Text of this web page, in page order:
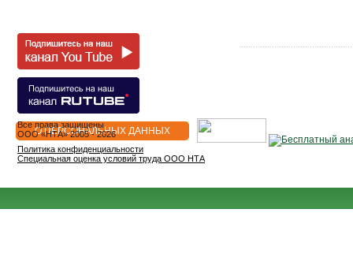
О ПЕРСОНАЛЬНЫХ ДАННЫХ
Все права защищены
OOO «НТА» 2005 - 2026
Политика конфиденциальности
Специальная оценка условий труда ООО НТА